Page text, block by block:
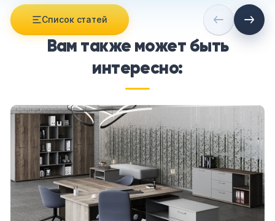
Список статей
Вам также может быть
интересно: